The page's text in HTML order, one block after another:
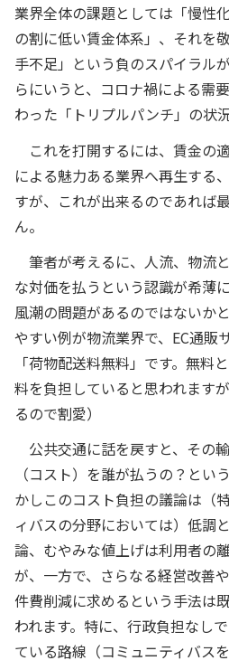
業界全体の課題としては「慢性
の割に低い賃金体系」、それを
手不足」という負のスパイラル
らにいうと、コロナ禍による需
わった「トリプルパンチ」の状
これを打開するには、賃金の
による魅力ある業界へ再生する
すが、これが出来るのであれば
ん。
筆者が考えるに、人流、物流
な対価を払うという認識が希薄
風潮の問題があるのではないか
やすい例が物流業界で、EC通販
「荷物配送料無料」です。無料
料を負担していると思われます
るので割愛）
公共交通に話を戻すと、その
（コスト）を誰が払うの？とい
かしこのコスト負担の議論は（
ィバスの分野においては）低調
論、むやみな値上げは利用者の
が、一方で、さらなる経営改善
件費削減に求めるという手法は
われます。特に、行政負担なし
ている路線（コミュニティバス